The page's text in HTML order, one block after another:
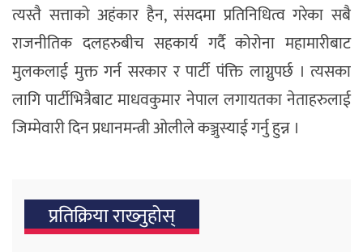
त्यस्तै सत्ताको अहंकार हैन, संसदमा प्रतिनिधित्व गरेका सबै
राजनीतिक दलहरुबीच सहकार्य गर्दै कोरोना महामारीबाट
मुलकलाई मुक्त गर्न सरकार र पार्टी पंक्ति लाग्नुपर्छ । त्यसका
लागि पार्टीभित्रैबाट माधवकुमार नेपाल लगायतका नेताहरुलाई
जिम्मेवारी दिन प्रधानमन्त्री ओलीले कञ्जुस्याई गर्नु हुन्न ।
प्रतिक्रिया राख्‍नुहोस्